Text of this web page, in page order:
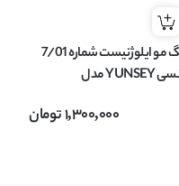
رنگ مو ایلوژنیست شماره 7/01
یانسی YUNSEY مدل
دودی متوسط حجم 60 میل1,300,000تومان